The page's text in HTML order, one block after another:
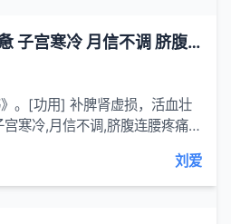
紫金丹[主治]下元虚惫 子宫寒冷 月信不调 脐腹连腰疼痛 面黄肌瘦 泄泻精滑
。[功用] 补脾肾虚损，活血壮
寒冷,月信不调,脐腹连腰疼痛,
)各150克。[用...
刘爱